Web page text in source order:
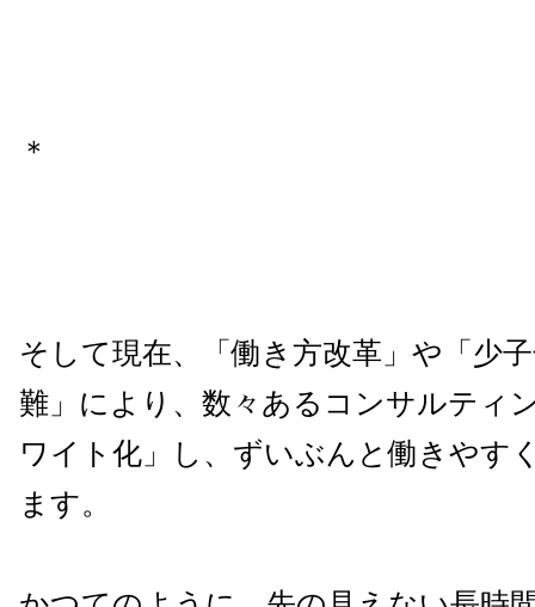
＊
そして現在、「働き方改革」や「少
難」により、数々あるコンサルティ
ワイト化」し、ずいぶんと働きやす
ます。